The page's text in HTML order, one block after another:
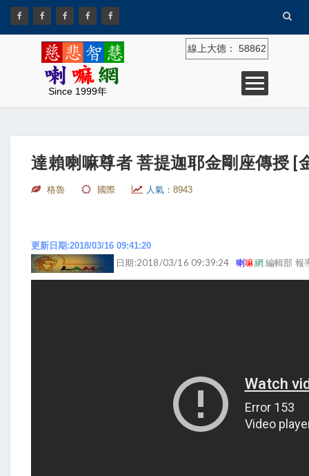
Since 1999年
線上大德： 58862
達賴喇嘛尊者 菩提迦耶金剛座傳授 [
格魯 國際 人氣： 8943
更新日期:2018/03/16 09:41:20
日期:2018/03/16 09:39:24喇嘛網編輯部 報